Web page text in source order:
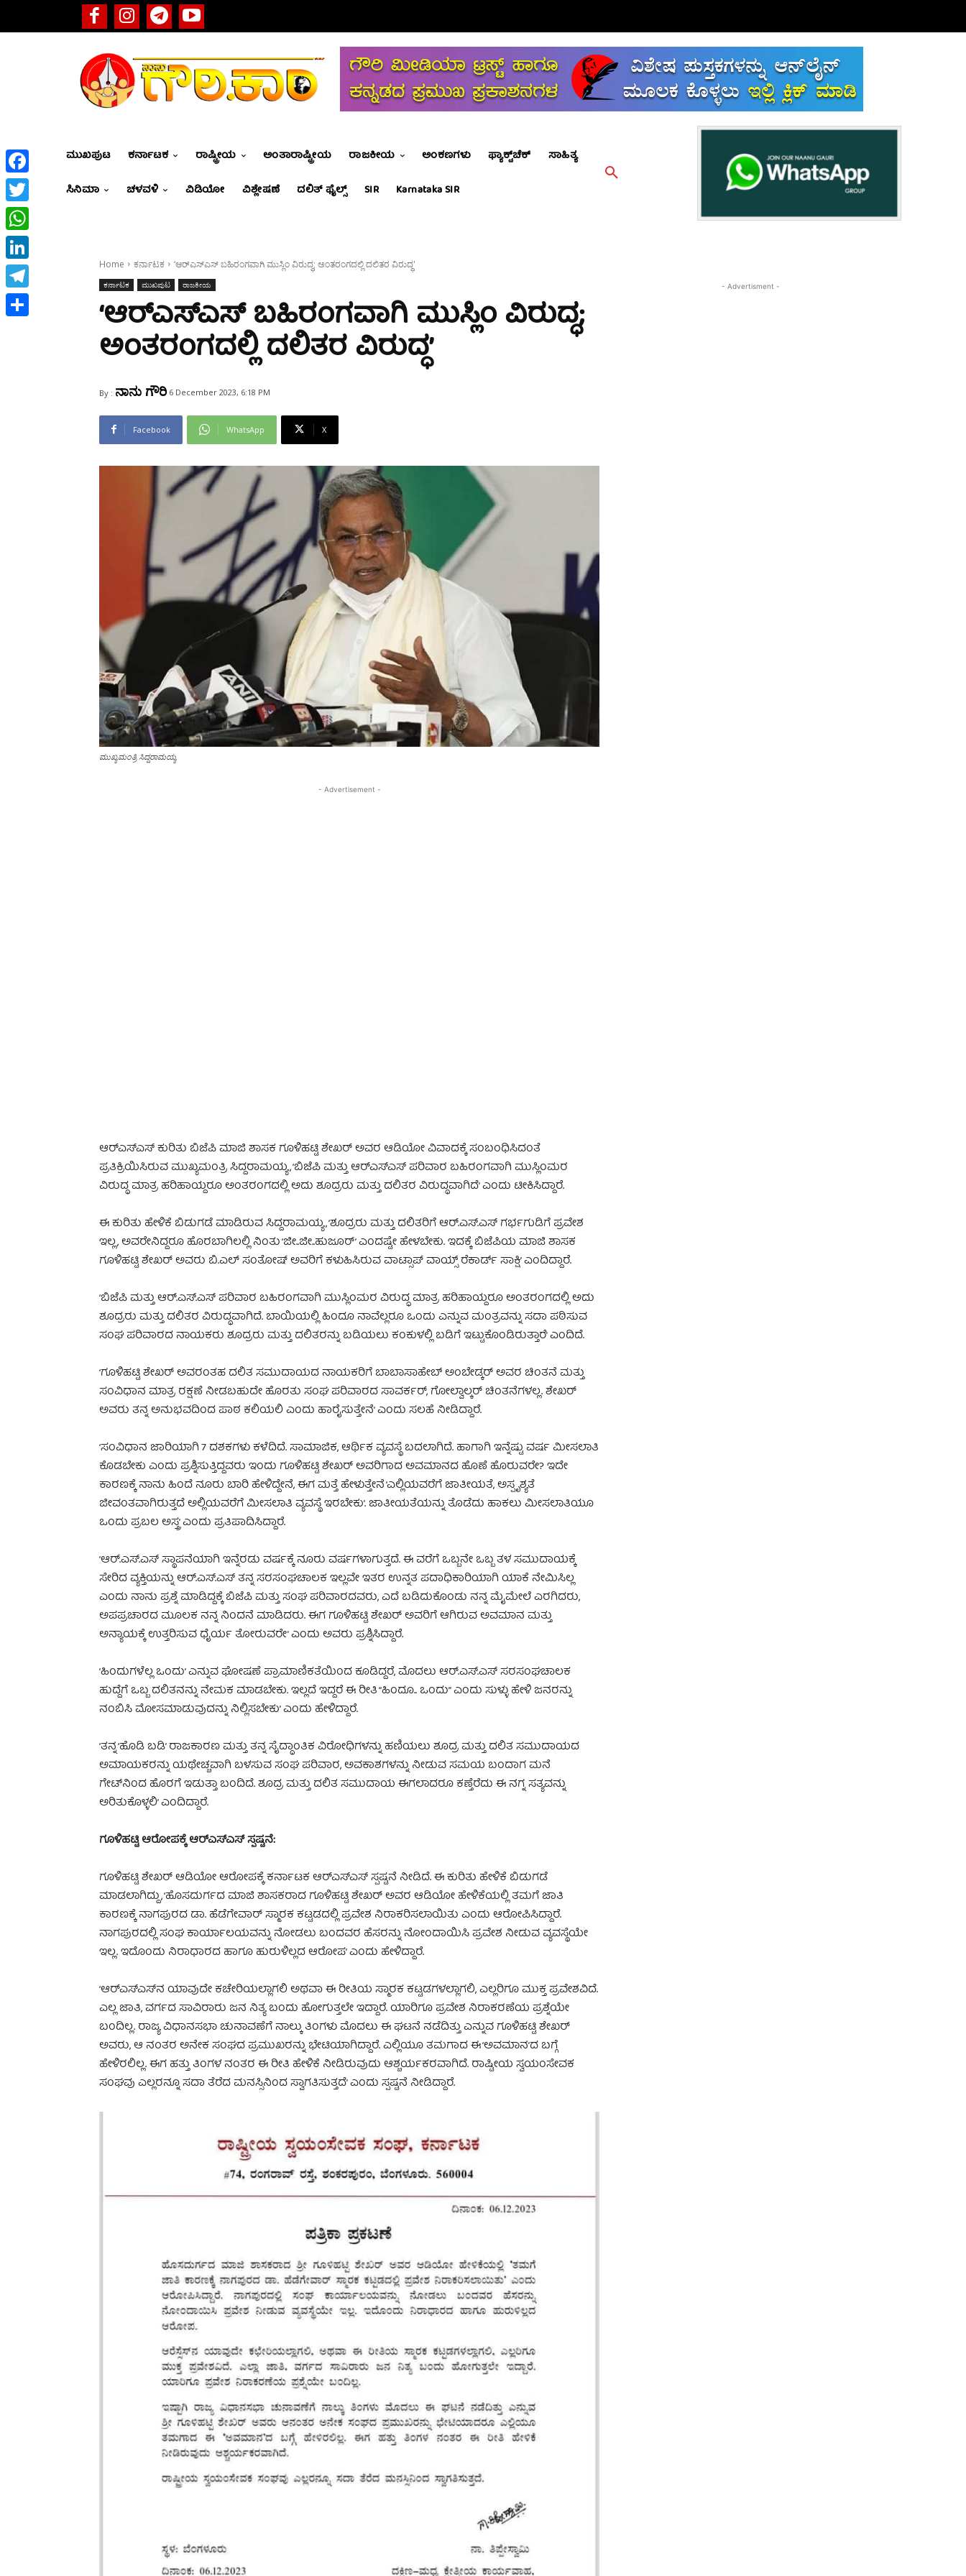
ಮುಖಪುಟ ಕರ್ನಾಟಕ ರಾಷ್ಟ್ರೀಯ ಅಂತಾರಾಷ್ಟ್ರೀಯ ರಾಜಕೀಯ ಅಂಕಣಗಳು ಫ್ಯಾಕ್ಟ್‌ಚೆಕ್
ಸಾಹಿತ್ಯ
ಸಿನಿಮಾ
ಚಳವಳಿ ವಿಡಿಯೋ ವಿಶ್ಲೇಷಣೆ ದಲಿತ್ ಫೈಲ್ಸ್ SIR Karnataka SIR
Home ಕರ್ನಾಟಕ ‘ಆರ್‌ಎಸ್‌ಎಸ್‌ ಬಹಿರಂಗವಾಗಿ ಮುಸ್ಲಿಂ ವಿರುದ್ಧ; ಅಂತರಂಗದಲ್ಲಿ ದಲಿತರ ವಿರುದ್ಧ'
ಕರ್ನಾಟಕ ಮುಖಪುಟ ರಾಜಕೀಯ
‘ಆರ್‌ಎಸ್‌ಎಸ್‌ ಬಹಿರಂಗವಾಗಿ ಮುಸ್ಲಿಂ ವಿರುದ್ಧ;
ಅಂತರಂಗದಲ್ಲಿ ದಲಿತರ ವಿರುದ್ಧ’
By : ನಾನು ಗೌರಿ 6 December 2023, 6:18 PM
Facebook WhatsApp X
ಮುಖ್ಯಮಂತ್ರಿ ಸಿದ್ದರಾಮಯ್ಯ
- Advertisement -
ಆರ್‌ಎಸ್‌ಎಸ್‌ ಕುರಿತು ಬಿಜೆಪಿ ಮಾಜಿ ಶಾಸಕ ಗೂಳಿಹಟ್ಟಿ ಶೇಖರ್ ಅವರ ಆಡಿಯೋ ವಿವಾದಕ್ಕೆ ಸಂಬಂಧಿಸಿದಂತೆ
ಪ್ರತಿಕ್ರಿಯಿಸಿರುವ ಮುಖ್ಯಮಂತ್ರಿ ಸಿದ್ದರಾಮಯ್ಯ, ‘ಬಿಜೆಪಿ ಮತ್ತು ಆರ್‌ಎಸ್‌ಎಸ್‌ ಪರಿವಾರ ಬಹಿರಂಗವಾಗಿ ಮುಸ್ಲಿಂಮರ
ವಿರುದ್ಧ ಮಾತ್ರ ಹರಿಹಾಯ್ದರೂ ಅಂತರಂಗದಲ್ಲಿ ಅದು ಶೂದ್ರರು ಮತ್ತು ದಲಿತರ ವಿರುದ್ಧವಾಗಿದೆ’ ಎಂದು ಟೀಕಿಸಿದ್ದಾರೆ.
ಈ ಕುರಿತು ಹೇಳಿಕೆ ಬಿಡುಗಡೆ ಮಾಡಿರುವ ಸಿದ್ದರಾಮಯ್ಯ, ‘ಶೂದ್ರರು ಮತ್ತು ದಲಿತರಿಗೆ ಆರ್.ಎಸ್.ಎಸ್ ಗರ್ಭಗುಡಿಗೆ ಪ್ರವೇಶ
ಇಲ್ಲ, ಅವರೇನಿದ್ದರೂ ಹೊರಬಾಗಿಲಲ್ಲಿ ನಿಂತು ‘ಜೀ..ಜೀ..ಹುಜೂರ್’ ಎಂದಷ್ಟೇ ಹೇಳಬೇಕು. ಇದಕ್ಕೆ ಬಿಜೆಪಿಯ ಮಾಜಿ ಶಾಸಕ
ಗೂಳಿಹಟ್ಟಿ ಶೇಖರ್ ಅವರು ಬಿ.ಎಲ್ ಸಂತೋಷ್ ಅವರಿಗೆ ಕಳುಹಿಸಿರುವ ವಾಟ್ಸಾಪ್ ವಾಯ್ಸ್ ರೆಕಾರ್ಡ್ ಸಾಕ್ಷಿ’ ಎಂದಿದ್ದಾರೆ.
‘ಬಿಜೆಪಿ ಮತ್ತು ಆರ್.ಎಸ್.ಎಸ್ ಪರಿವಾರ ಬಹಿರಂಗವಾಗಿ ಮುಸ್ಲಿಂಮರ ವಿರುದ್ಧ ಮಾತ್ರ ಹರಿಹಾಯ್ದರೂ ಅಂತರಂಗದಲ್ಲಿ ಅದು
ಶೂದ್ರರು ಮತ್ತು ದಲಿತರ ವಿರುದ್ಧವಾಗಿದೆ. ಬಾಯಿಯಲ್ಲಿ ಹಿಂದೂ ನಾವೆಲ್ಲರೂ ಒಂದು ಎನ್ನುವ ಮಂತ್ರವನ್ನು ಸದಾ ಪಠಿಸುವ
ಸಂಘ ಪರಿವಾರದ ನಾಯಕರು ಶೂದ್ರರು ಮತ್ತು ದಲಿತರನ್ನು ಬಡಿಯಲು ಕಂಕುಳಲ್ಲಿ ಬಡಿಗೆ ಇಟ್ಟುಕೊಂಡಿರುತ್ತಾರೆ’ ಎಂದಿದೆ.
‘ಗೂಳಿಹಟ್ಟಿ ಶೇಖರ್ ಅವರಂತಹ ದಲಿತ ಸಮುದಾಯದ ನಾಯಕರಿಗೆ ಬಾಬಾಸಾಹೇಬ್ ಅಂಬೇಡ್ಕರ್ ಅವರ ಚಿಂತನೆ ಮತ್ತು
ಸಂವಿಧಾನ ಮಾತ್ರ ರಕ್ಷಣೆ ನೀಡಬಹುದೇ ಹೊರತು ಸಂಘ ಪರಿವಾರದ ಸಾವರ್ಕರ್, ಗೋಲ್ವಾಲ್ಕರ್ ಚಿಂತನೆಗಳಲ್ಲ. ಶೇಖರ್
ಅವರು ತನ್ನ ಅನುಭವದಿಂದ ಪಾಠ ಕಲಿಯಲಿ ಎಂದು ಹಾರೈಸುತ್ತೇನೆ’ ಎಂದು ಸಲಹೆ ನೀಡಿದ್ದಾರೆ.
‘ಸಂವಿಧಾನ ಜಾರಿಯಾಗಿ 7 ದಶಕಗಳು ಕಳೆದಿದೆ. ಸಾಮಾಜಿಕ, ಆರ್ಥಿಕ ವ್ಯವಸ್ಥೆ ಬದಲಾಗಿದೆ. ಹಾಗಾಗಿ ಇನ್ನೆಷ್ಟು ವರ್ಷ ಮೀಸಲಾತಿ
ಕೊಡಬೇಕು ಎಂದು ಪ್ರಶ್ನಿಸುತ್ತಿದ್ದವರು ಇಂದು ಗೂಳಿಹಟ್ಟಿ ಶೇಖರ್ ಅವರಿಗಾದ ಅವಮಾನದ ಹೊಣೆ ಹೊರುವರೇ? ಇದೇ
ಕಾರಣಕ್ಕೆ ನಾನು ಹಿಂದೆ ನೂರು ಬಾರಿ ಹೇಳಿದ್ದೇನೆ, ಈಗ ಮತ್ತೆ ಹೇಳುತ್ತೇನೆ ‘ಎಲ್ಲಿಯವರೆಗೆ ಜಾತೀಯತೆ, ಅಸ್ಪೃಶ್ಯತೆ
ಜೀವಂತವಾಗಿರುತ್ತದೆ ಅಲ್ಲಿಯವರೆಗೆ ಮೀಸಲಾತಿ ವ್ಯವಸ್ಥೆ ಇರಬೇಕು’. ಜಾತೀಯತೆಯನ್ನು ತೊಡೆದು ಹಾಕಲು ಮೀಸಲಾತಿಯೂ
ಒಂದು ಪ್ರಬಲ ಅಸ್ತ್ರ’ ಎಂದು ಪ್ರತಿಪಾದಿಸಿದ್ದಾರೆ.
‘ಆರ್.ಎಸ್.ಎಸ್ ಸ್ಥಾಪನೆಯಾಗಿ ಇನ್ನೆರಡು ವರ್ಷಕ್ಕೆ ನೂರು ವರ್ಷಗಳಾಗುತ್ತದೆ. ಈ ವರೆಗೆ ಒಬ್ಬನೇ ಒಬ್ಬ ತಳ ಸಮುದಾಯಕ್ಕೆ
ಸೇರಿದ ವ್ಯಕ್ತಿಯನ್ನು ಆರ್.ಎಸ್.ಎಸ್ ತನ್ನ ಸರಸಂಘಚಾಲಕ ಇಲ್ಲವೇ ಇತರ ಉನ್ನತ ಪದಾಧಿಕಾರಿಯಾಗಿ ಯಾಕೆ ನೇಮಿಸಿಲ್ಲ
ಎಂದು ನಾನು ಪ್ರಶ್ನೆ ಮಾಡಿದ್ದಕ್ಕೆ ಬಿಜೆಪಿ ಮತ್ತು ಸಂಘ ಪರಿವಾರದವರು, ಎದೆ ಬಡಿದುಕೊಂಡು ನನ್ನ ಮೈಮೇಲೆ ಎರಗಿದರು,
ಅಪಪ್ರಚಾರದ ಮೂಲಕ ನನ್ನ ನಿಂದನೆ ಮಾಡಿದರು. ಈಗ ಗೂಳಿಹಟ್ಟಿ ಶೇಖರ್ ಅವರಿಗೆ ಆಗಿರುವ ಅವಮಾನ ಮತ್ತು
ಅನ್ಯಾಯಕ್ಕೆ ಉತ್ತರಿಸುವ ಧೈರ್ಯ ತೋರುವರೇ’ ಎಂದು ಅವರು ಪ್ರಶ್ನಿಸಿದ್ದಾರೆ.
‘ಹಿಂದುಗಳೆಲ್ಲ ಒಂದು’ ಎನ್ನುವ ಘೋಷಣೆ ಪ್ರಾಮಾಣಿಕತೆಯಿಂದ ಕೂಡಿದ್ದರೆ, ಮೊದಲು ಆರ್.ಎಸ್.ಎಸ್ ಸರಸಂಘಚಾಲಕ
ಹುದ್ದೆಗೆ ಒಬ್ಬ ದಲಿತನನ್ನು ನೇಮಕ ಮಾಡಬೇಕು. ಇಲ್ಲದೆ ಇದ್ದರೆ ಈ ರೀತಿ “ಹಿಂದೂ.. ಒಂದು” ಎಂದು ಸುಳ್ಳು ಹೇಳಿ ಜನರನ್ನು
ನಂಬಿಸಿ ಮೋಸಮಾಡುವುದನ್ನು ನಿಲ್ಲಿಸಬೇಕು’ ಎಂದು ಹೇಳಿದ್ದಾರೆ.
‘ತನ್ನ ‘ಹೊಡಿ ಬಡಿ’ ರಾಜಕಾರಣ ಮತ್ತು ತನ್ನ ಸೈದ್ಧಾಂತಿಕ ವಿರೋಧಿಗಳನ್ನು ಹಣಿಯಲು ಶೂದ್ರ ಮತ್ತು ದಲಿತ ಸಮುದಾಯದ
ಅಮಾಯಕರನ್ನು ಯಥೇಚ್ಚವಾಗಿ ಬಳಸುವ ಸಂಘ ಪರಿವಾರ, ಅವಕಾಶಗಳನ್ನು ನೀಡುವ ಸಮಯ ಬಂದಾಗ ಮನೆ
ಗೇಟ್‌ನಿಂದ ಹೊರಗೆ ಇಡುತ್ತಾ ಬಂದಿದೆ. ಶೂದ್ರ ಮತ್ತು ದಲಿತ ಸಮುದಾಯ ಈಗಲಾದರೂ ಕಣ್ತೆರೆದು ಈ ನಗ್ನ ಸತ್ಯವನ್ನು
ಅರಿತುಕೊಳ್ಳಲಿ’ ಎಂದಿದ್ದಾರೆ.
ಗೂಳಿಹಟ್ಟಿ ಆರೋಪಕ್ಕೆ ಆರ್‌ಎಸ್‌ಎಸ್‌ ಸ್ಪಷ್ಟನೆ:
ಗೂಳಿಹಟ್ಟಿ ಶೇಖರ್ ಆಡಿಯೋ ಆರೋಪಕ್ಕೆ ಕರ್ನಾಟಕ ಆರ್‌ಎಸ್‌ಎಸ್‌ ಸ್ಪಷ್ಟನೆ ನೀಡಿದೆ. ಈ ಕುರಿತು ಹೇಳಿಕೆ ಬಿಡುಗಡೆ
ಮಾಡಲಾಗಿದ್ದು, ‘ಹೊಸದುರ್ಗದ ಮಾಜಿ ಶಾಸಕರಾದ ಗೂಳಿಹಟ್ಟಿ ಶೇಖರ್ ಅವರ ಆಡಿಯೋ ಹೇಳಿಕೆಯಲ್ಲಿ ತಮಗೆ ಜಾತಿ
ಕಾರಣಕ್ಕೆ ನಾಗಪುರದ ಡಾ. ಹೆಡೆಗೇವಾರ್ ಸ್ಮಾರಕ ಕಟ್ಟಡದಲ್ಲಿ ಪ್ರವೇಶ ನಿರಾಕರಿಸಲಾಯಿತು ಎಂದು ಆರೋಪಿಸಿದ್ದಾರೆ.
ನಾಗಪುರದಲ್ಲಿ ಸಂಘ ಕಾರ್ಯಾಲಯವನ್ನು ನೋಡಲು ಬಂದವರ ಹೆಸರನ್ನು ನೋಂದಾಯಿಸಿ ಪ್ರವೇಶ ನೀಡುವ ವ್ಯವಸ್ಥೆಯೇ
ಇಲ್ಲ. ಇದೊಂದು ನಿರಾಧಾರದ ಹಾಗೂ ಹುರುಳಿಲ್ಲದ ಆರೋಪ’ ಎಂದು ಹೇಳಿದ್ದಾರೆ.
‘ಆರ್‌ಎಸ್‌ಎಸ್‌ನ ಯಾವುದೇ ಕಚೇರಿಯಲ್ಲಾಗಲಿ ಅಥವಾ ಈ ರೀತಿಯ ಸ್ಮಾರಕ ಕಟ್ಟಡಗಳಲ್ಲಾಗಲಿ, ಎಲ್ಲರಿಗೂ ಮುಕ್ತ ಪ್ರವೇಶವಿದೆ.
ಎಲ್ಲ ಜಾತಿ, ವರ್ಗದ ಸಾವಿರಾರು ಜನ ನಿತ್ಯ ಬಂದು ಹೋಗುತ್ತಲೇ ಇದ್ದಾರೆ. ಯಾರಿಗೂ ಪ್ರವೇಶ ನಿರಾಕರಣೆಯ ಪ್ರಶ್ನೆಯೇ
ಬಂದಿಲ್ಲ. ರಾಜ್ಯ ವಿಧಾನಸಭಾ ಚುನಾವಣೆಗೆ ನಾಲ್ಕು ತಿಂಗಳು ಮೊದಲು ಈ ಘಟನೆ ನಡೆದಿತ್ತು ಎನ್ನುವ ಗೂಳಿಹಟ್ಟಿ ಶೇಖರ್
ಅವರು, ಆ ನ೦ತರ ಅನೇಕ ಸಂಘದ ಪ್ರಮುಖರನ್ನು ಭೇಟಿಯಾಗಿದ್ದಾರೆ. ಎಲ್ಲಿಯೂ ತಮಗಾದ ಈ ‘ಅವಮಾನ’ದ ಬಗ್ಗೆ
ಹೇಳಿರಲಿಲ್ಲ. ಈಗ ಹತ್ತು ತಿಂಗಳ ನಂತರ ಈ ರೀತಿ ಹೇಳಿಕೆ ನೀಡಿರುವುದು ಆಶ್ಚರ್ಯಕರವಾಗಿದೆ. ರಾಷ್ಟೀಯ ಸ್ವಯಂಸೇವಕ
ಸಂಘವು ಎಲ್ಲರನ್ನೂ ಸದಾ ತೆರೆದ ಮನಸ್ಸಿನಿಂದ ಸ್ವಾಗತಿಸುತ್ತದೆ’ ಎಂದು ಸ್ಪಷ್ಟನೆ ನೀಡಿದ್ದಾರೆ.
- Advertisment -
Facebook
Twitter
WhatsApp
LinkedIn
Telegram